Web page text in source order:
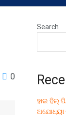
0
Search
ହାଇ ହିଲ୍
ଅଯୋଧ୍ୟା